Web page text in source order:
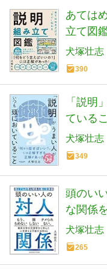
あては
立て図
犬塚壮志
390
「説明
ている
犬塚壮志
349
頭のい
な関係
版)
犬塚壮志
265